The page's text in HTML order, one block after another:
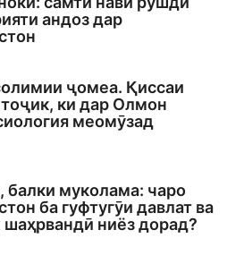
андоз дар
ҷомеа. Қиссаи
ки дар Олмон
меомӯзад
балки муколама: чаро
ба гуфтугӯи давлат ва
ниёз дорад?